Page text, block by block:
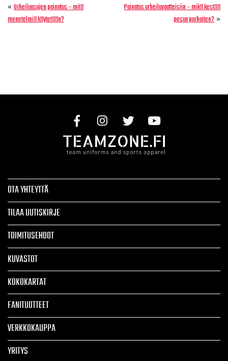
« Urheiluasujen painatus – mitä
menetelmiä käytetään?
Painatus urheiluvaatteisiin – mikä kestää
pesua parhaiten? »
OTA YHTEYTTÄ
TILAA UUTISKIRJE
TOIMITUSEHDOT
KUVASTOT
KOKOKARTAT
FANITUOTTEET
VERKKOKAUPPA
YRITYS